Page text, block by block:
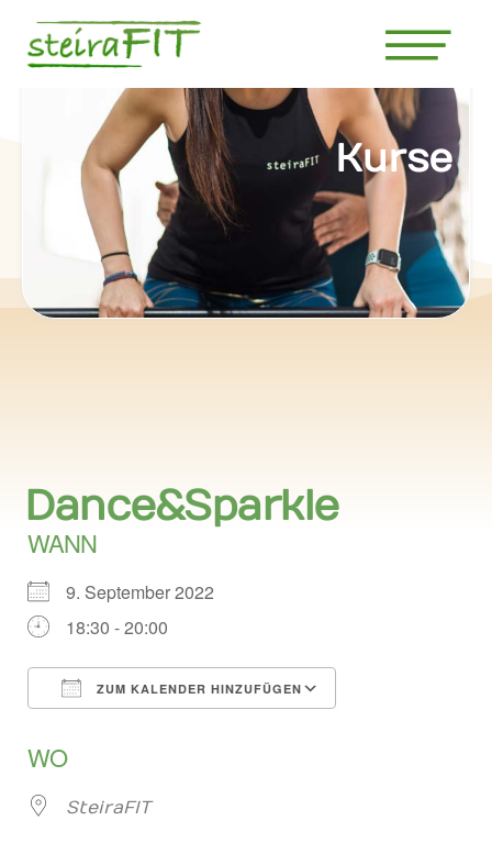
Kurse
Dance&Sparkle
WANN
9. September 2022
18:30 - 20:00
ZUM KALENDER HINZUFÜGEN
WO
SteiraFIT